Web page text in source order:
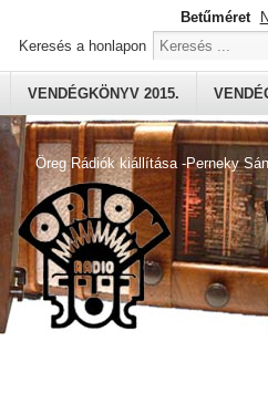
Öreg Rádiók kiállítása -Perneky
VENDÉGKÖNYV 2015.
Betűméret
Keresés a honlapon